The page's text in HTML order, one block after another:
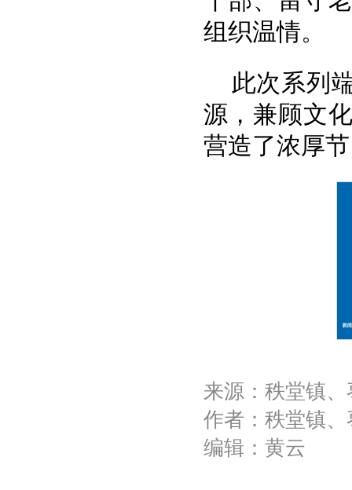
组织温情。
此次系列
源，兼顾文
营造了浓厚
来源：秩堂镇、
作者：秩堂镇、
编辑：黄云